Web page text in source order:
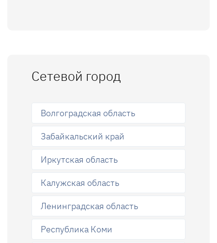
Сетевой город
Волгоградская область
Забайкальский край
Иркутская область
Калужская область
Ленинградская область
Республика Коми